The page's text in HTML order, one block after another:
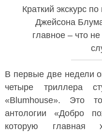
Краткий экскурс
Джейсона
главное – что
В первые две недели
четыре триллера
«Blumhouse». Это
антологии «Добро
которую главная